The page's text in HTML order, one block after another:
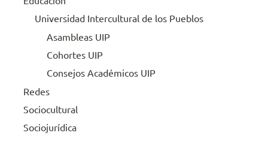
Universidad Intercultural de los Pueblos
Asambleas UIP
Cohortes UIP
Consejos Académicos UIP
Redes
Sociocultural
Sociojurídica